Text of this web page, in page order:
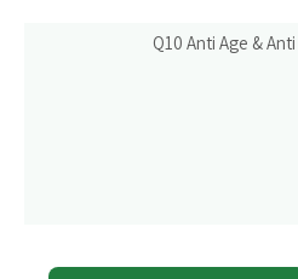
Q10 Anti Age &